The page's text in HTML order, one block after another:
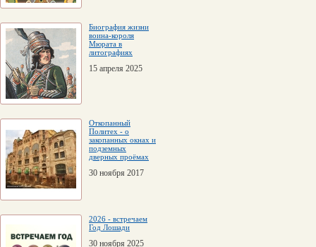
Биография жизни
воина-короля
Мюрата в
литографиях
15 апреля 2025
Откопанный
Политех - о
закопанных окнах и
подземных
дверных проёмах
30 ноября 2017
2026 - встречаем
Год Лошади
30 ноября 2025